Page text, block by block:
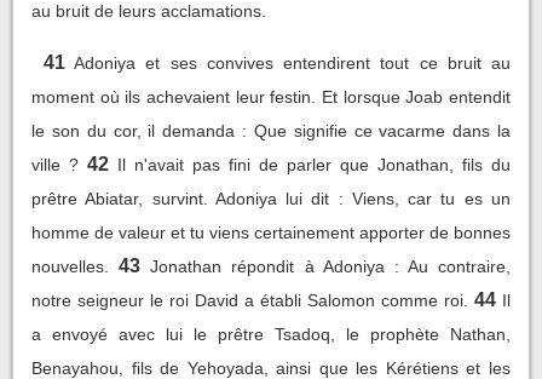
au bruit de leurs acclamations.
41 Adoniya et ses convives entendirent tout ce bruit au
moment où ils achevaient leur festin. Et lorsque Joab entendit
le son du cor, il demanda : Que signifie ce vacarme dans la
ville ? 42 Il n'avait pas fini de parler que Jonathan, fils du
prêtre Abiatar, survint. Adoniya lui dit : Viens, car tu es un
homme de valeur et tu viens certainement apporter de bonnes
nouvelles.
43 Jonathan répondit à Adoniya : Au contraire,
notre seigneur le roi David a établi Salomon comme roi. 44 Il
a envoyé avec lui le prêtre Tsadoq, le prophète Nathan,
Benayahou, fils de Yehoyada, ainsi que les Kérétiens et les